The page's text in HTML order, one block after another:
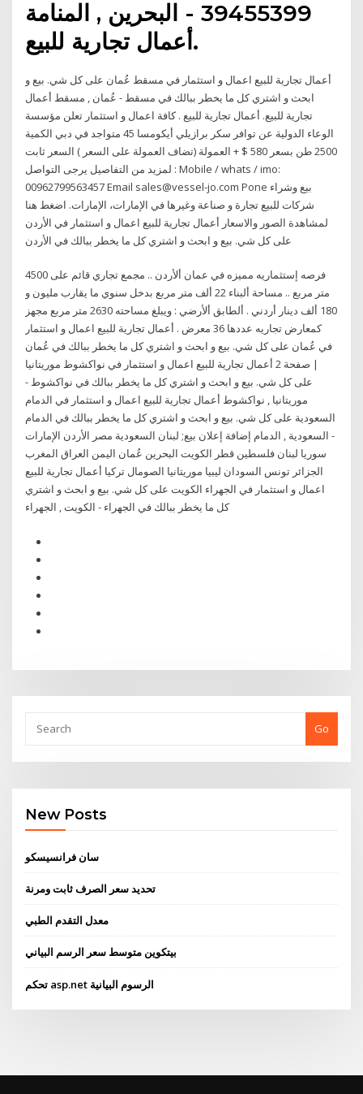
39455399 - البحرين , المنامة
أعمال تجارية للبيع.
أعمال تجارية للبيع اعمال و استثمار في مسقط عُمان على كل شي. بيع و
ابحث و اشتري كل ما يخطر ببالك في مسقط - عُمان , مسقط أعمال
تجارية للبيع. أعمال تجارية للبيع . كافة اعمال و استثمار تعلن مؤسسة
الوعاء الدولية عن توافر سكر برازيلي أيكومسا 45 متواجد في دبي الكمية
2500 طن بسعر 580 $ + العمولة (تضاف العمولة على السعر ) السعر ثابت
لمزيد من التفاصيل يرجى التواصل : Mobile / whats / imo:
00962799563457 Email sales@vessel-jo.com Pone بيع وشراء
شركات للبيع تجارة و صناعة وغيرها في الإمارات، الإمارات. اضغط هنا
لمشاهدة الصور والاسعار أعمال تجارية للبيع اعمال و استثمار في الأردن
على كل شي. بيع و ابحث و اشتري كل ما يخطر ببالك في الأردن
فرصه إستثماريه مميزه في عمان ألأردن .. مجمع تجاري قائم على 4500
متر مربع .. مساحة ألبناء 22 ألف متر مربع بدخل سنوي ما يقارب مليون و
180 ألف دينار أردني . ألطابق ألأرضي : ويبلغ مساحته 2630 متر مربع مجهز
كمعارض تجاريه عددها 36 معرض . أعمال تجارية للبيع اعمال و استثمار
في عُمان على كل شي. بيع و ابحث و اشتري كل ما يخطر ببالك في عُمان
| صفحة 2 أعمال تجارية للبيع اعمال و استثمار في نواكشوط موريتانيا
على كل شي. بيع و ابحث و اشتري كل ما يخطر ببالك في نواكشوط -
موريتانيا , نواكشوط أعمال تجارية للبيع اعمال و استثمار في الدمام
السعودية على كل شي. بيع و ابحث و اشتري كل ما يخطر ببالك في الدمام
- السعودية , الدمام إضافة إعلان بيع; لبنان السعودية مصر الأردن الإمارات
سوريا لبنان فلسطين قطر الكويت البحرين عُمان اليمن العراق المغرب
الجزائر تونس السودان ليبيا موريتانيا الصومال تركيا أعمال تجارية للبيع
اعمال و استثمار في الجهراء الكويت على كل شي. بيع و ابحث و اشتري
كل ما يخطر ببالك في الجهراء - الكويت , الجهراء
Go
New Posts
سان فرانسيسكو
تحديد سعر الصرف ثابت ومرنة
معدل التقدم الطبي
بيتكوين متوسط ​​سعر الرسم البياني
تحكم asp.net الرسوم البيانية